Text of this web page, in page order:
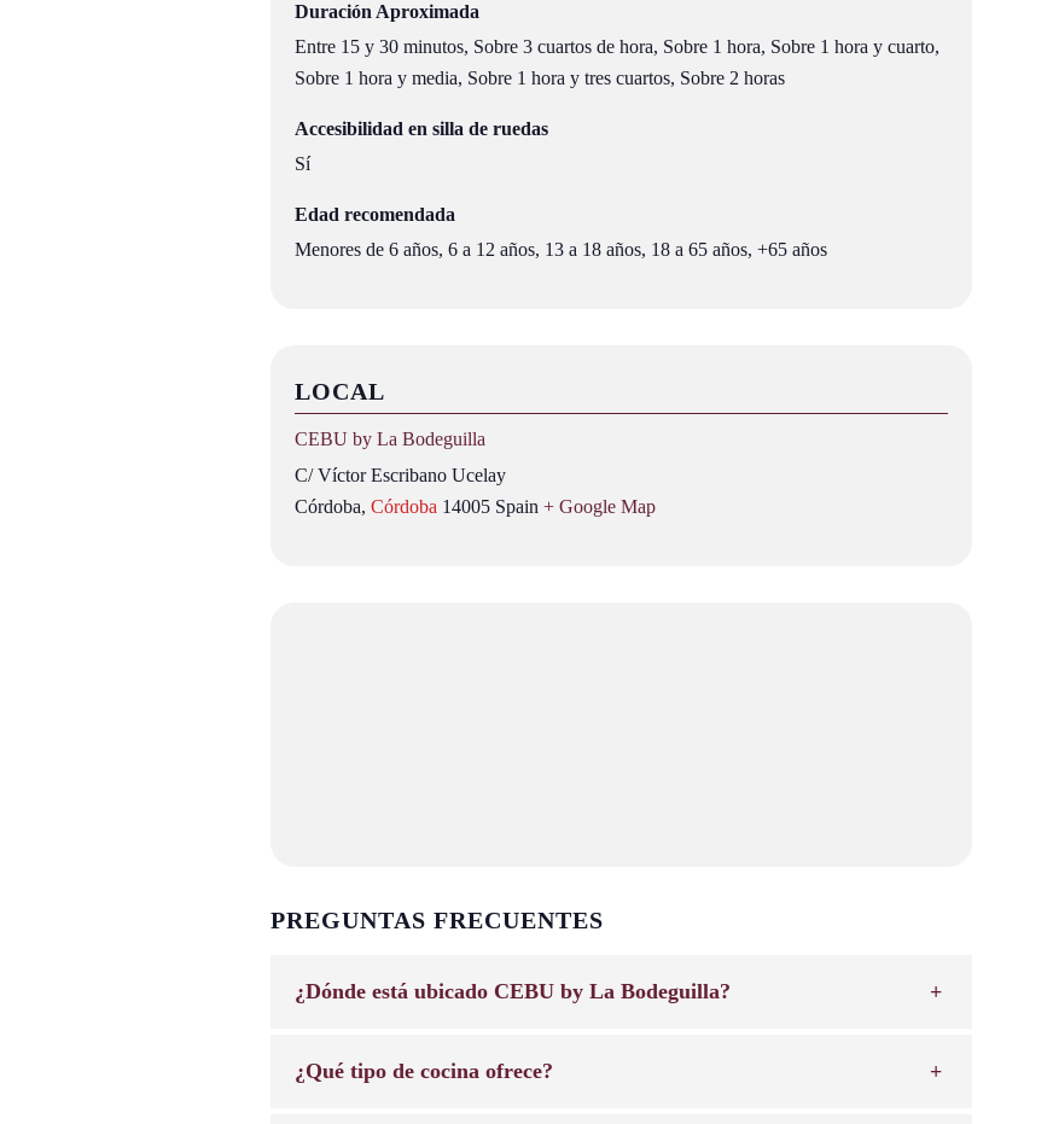
Duración Aproximada
Entre 15 y 30 minutos, Sobre 3 cuartos de hora, Sobre 1 hora, Sobre 1 hora y cuarto,
Sobre 1 hora y media, Sobre 1 hora y tres cuartos, Sobre 2 horas
Accesibilidad en silla de ruedas
Sí
Edad recomendada
Menores de 6 años, 6 a 12 años, 13 a 18 años, 18 a 65 años, +65 años
LOCAL
CEBU by La Bodeguilla
C/ Víctor Escribano Ucelay
Córdoba, Córdoba 14005 Spain + Google Map
PREGUNTAS FRECUENTES
¿Dónde está ubicado CEBU by La Bodeguilla?
¿Qué tipo de cocina ofrece?